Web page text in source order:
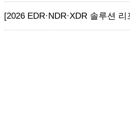
[2026 EDR·NDR·XDR 솔루션